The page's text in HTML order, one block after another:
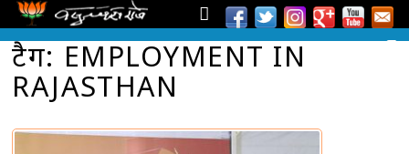
टैग: EMPLOYMENT IN
RAJASTHAN